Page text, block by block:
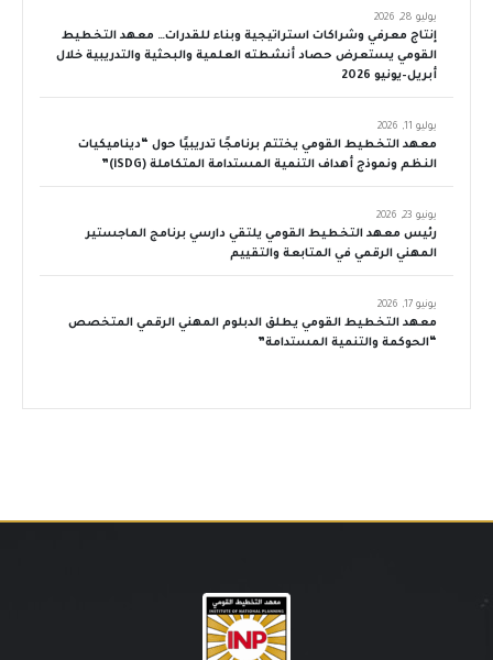
إنتاج معرفي وشراكات استراتيجية وبناء للقدرات… معهد التخطيط
القومي يستعرض حصاد أنشطته العلمية والبحثية والتدريبية خلال
أبريل–يونيو 2026
يوليو 28, 2026
معهد التخطيط القومي يختتم برنامجًا تدريبيًا حول “ديناميكيات
النظم ونموذج أهداف التنمية المستدامة المتكاملة (iSDG)”
يوليو 11, 2026
رئيس معهد التخطيط القومي يلتقي دارسي برنامج الماجستير
المهني الرقمي في المتابعة والتقييم
يونيو 23, 2026
معهد التخطيط القومي يطلق الدبلوم المهني الرقمي المتخصص
“الحوكمة والتنمية المستدامة”
يونيو 17, 2026